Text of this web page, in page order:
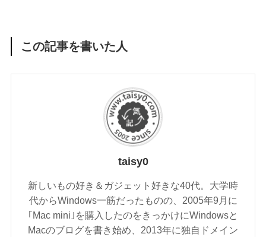
この記事を書いた人
taisy0
新しいもの好き＆ガジェット好きな40代。大学時
代からWindows一筋だったものの、2005年9月に
｢Mac mini｣を購入したのをきっかけにWindowsと
Macのブログを書き始め、2013年に独自ドメイン